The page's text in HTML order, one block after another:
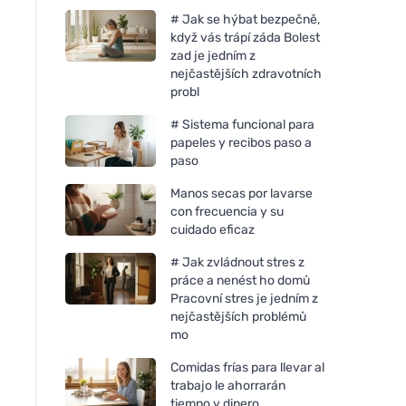
# Jak se hýbat bezpečně,
když vás trápí záda Bolest
zad je jedním z
nejčastějších zdravotních
probl
# Sistema funcional para
papeles y recibos paso a
paso
Manos secas por lavarse
con frecuencia y su
cuidado eficaz
# Jak zvládnout stres z
práce a nenést ho domů
Pracovní stres je jedním z
nejčastějších problémů
mo
Comidas frías para llevar al
trabajo le ahorrarán